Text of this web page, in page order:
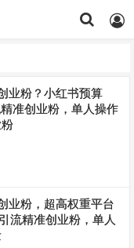
业粉？小红书预算
准创业粉，单人操作
业粉，超高权重平台
流精准创业粉，单人